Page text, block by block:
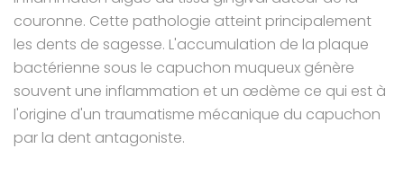
couronne. Cette pathologie atteint principalement
les dents de sagesse. L'accumulation de la plaque
bactérienne sous le capuchon muqueux génère
souvent une inflammation et un œdème ce qui est à
l'origine d'un traumatisme mécanique du capuchon
par la dent antagoniste.